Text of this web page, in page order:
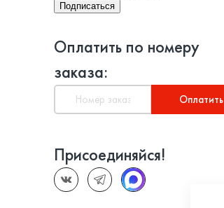
Подписаться
Оплатить по номеру
заказа:
Оплатить
Присоединяйся!